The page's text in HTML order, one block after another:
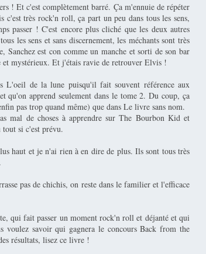
! Et c'est complètement barré. Ça m'ennuie de répéter
c'est très rock'n roll, ça part un peu dans tous les sens,
passer ! C'est encore plus cliché que les deux autres
les sens et sans discernement, les méchants sont très
est con comme un manche et sorti de son bar
et mystérieux. Et j'étais ravie de retrouver Elvis !
L'oeil de la lune puisqu'il fait souvent référence aux
qu'on apprend seulement dans le tome 2. Du coup, ça
pas trop quand même) que dans Le livre sans nom.
mal de choses à apprendre sur The Bourbon Kid et
si c'est prévu.
haut et je n'ai rien à en dire de plus. Ils sont tous très
pas de chichis, on reste dans le familier et l'efficace
qui fait passer un moment rock'n roll et déjanté et qui
savoir qui gagnera le concours Back from the
résultats, lisez ce livre !